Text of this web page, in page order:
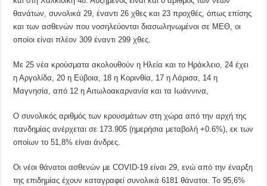
θανάτων, συνολικά 29, έναντι 26 χθες και 23 προχθές, όπως επίσης
και των ασθενών που νοσηλεύονται διασωληνωμένοι σε ΜΕΘ, οι
οποίοι είναι πλέον 309 έναντι 299 χθες.
Με 25 νέα κρούσματα ακολουθούν η Ηλεία και το Ηράκλειο, 24 έχει
η Αργολίδα, 20 η Εύβοια, 18 η Κορινθία, 17 η Λάρισα, 14 η
Μαγνησία, από 12 η Αιτωλοακαρνανία και τα Ιωάννινα,
Ο συνολικός αριθμός των κρουσμάτων στη χώρα από την αρχή της
πανδημίας ανέρχεται σε 173.905 (ημερήσια μεταβολή +0.6%), εκ των
οποίων το 51,8% είναι άνδρες.
Οι νέοι θάνατοι ασθενών με COVID-19 είναι 29, ενώ από την έναρξη
της επιδημίας έχουν καταγραφεί συνολικά 6181 θάνατοι. Το 95,6%